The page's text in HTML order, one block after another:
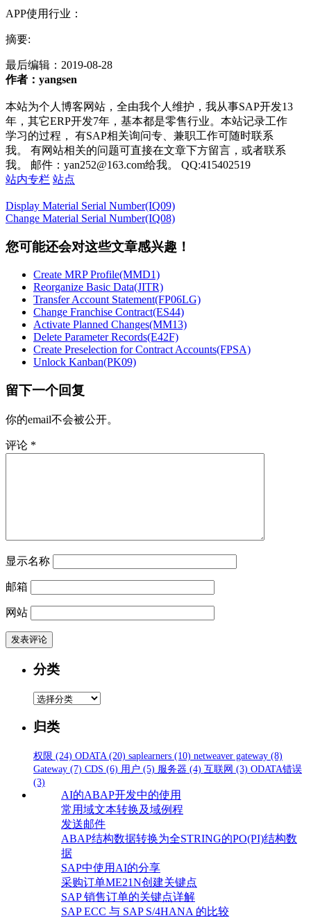
APP使用行业：
摘要:
最后编辑： 2019-08-28
作者：yangsen
本站为个人博客网站，全由我个人维护，我从事SAP开发13
年，其它ERP开发7年，基本都是零售行业。本站记录工作
学习的过程， 有SAP相关询问专、兼职工作可随时联系
我。 有网站相关的问题可直接在文章下方留言，或者联系
我。 邮件：yan252@163.com给我。 QQ:415402519
站内专栏 站点
Display Material Serial Number(IQ09)
Change Material Serial Number(IQ08)
您可能还会对这些文章感兴趣！
Create MRP Profile(MMD1)
Reorganize Basic Data(JITR)
Transfer Account Statement(FP06LG)
Change Franchise Contract(ES44)
Activate Planned Changes(MM13)
Delete Parameter Records(E42F)
Create Preselection for Contract Accounts(FPSA)
Unlock Kanban(PK09)
留下一个回复
你的email不会被公开。
评论 *
显示名称
邮箱
网站
分类
分
归类
权限 (24) ODATA (20) saplearners (10) netweaver gateway (8)
Gateway (7) CDS (6) 用户 (5) 服务器 (4) 互联网 (3) ODATA错误
(3)
AI的ABAP开发中的使用
常用域文本转换及域例程
发送邮件
ABAP结构数据转换为全STRING的PO(PI)结构数
据
SAP中使用AI的分享
采购订单ME21N创建关键点
SAP 销售订单的关键点详解
SAP ECC 与 SAP S/4HANA 的比较